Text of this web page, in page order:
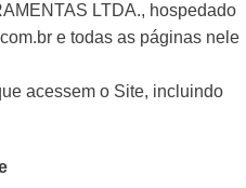
LTDA., hospedado
e todas as páginas nele
acessem o Site, incluindo